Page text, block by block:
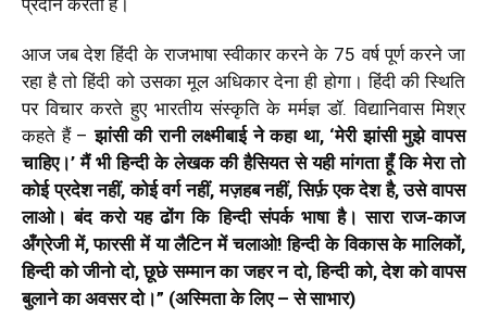
आज जब देश हिंदी के राजभाषा स्वीकार करने के 75 वर्ष पूर्ण करने जा
रहा है तो हिंदी को उसका मूल अधिकार देना ही होगा। हिंदी की स्थिति
पर विचार करते हुए भारतीय संस्कृति के मर्मज्ञ डॉ. विद्यानिवास मिश्र
कहते हैं –झांसी की रानी लक्ष्मीबाई ने कहा था, ‘मेरी झांसी मुझे वापस
चाहिए।’ मैं भी हिन्दी के लेखक की हैसियत से यही मांगता हूँ कि मेरा तो
कोई प्रदेश नहीं, कोई वर्ग नहीं, मज़हब नहीं, सिर्फ़ एक देश है, उसे वापस
लाओ। बंद करो यह ढोंग कि हिन्दी संपर्क भाषा है। सारा राज-काज
अँग्रेजी में, फारसी में या लैटिन में चलाओ! हिन्दी के विकास के मालिकों,
हिन्दी को जीनो दो, छूछे सम्मान का जहर न दो, हिन्दी को, देश को वापस
बुलाने का अवसर दो।” (अस्मिता के लिए – से साभार)